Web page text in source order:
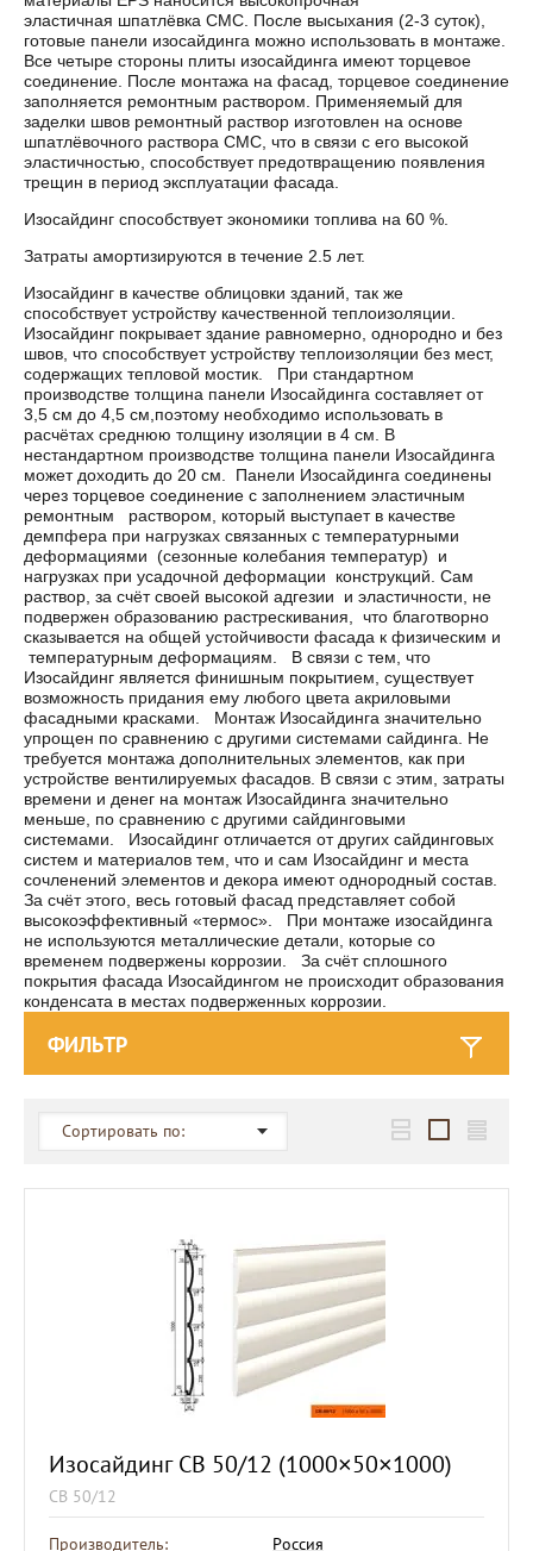
эластичная шпатлёвка СМС. После высыхания (2-3 суток),
готовые панели изосайдинга можно использовать в монтаже.
Все четыре стороны плиты изосайдинга имеют торцевое
соединение. После монтажа на фасад, торцевое соединение
заполняется ремонтным раствором. Применяемый для
заделки швов ремонтный раствор изготовлен на основе
шпатлёвочного раствора CMC, что в связи с его высокой
эластичностью, способствует предотвращению появления
трещин в период эксплуатации фасада.
Изосайдинг способствует экономики топлива на 60 %.
Затраты амортизируются в течение 2.5 лет.
Изосайдинг в качестве облицовки зданий, так же
способствует устройству качественной теплоизоляции.
Изосайдинг покрывает здание равномерно, однородно и без
швов, что способствует устройству теплоизоляции без мест,
содержащих тепловой мостик.
При стандартном
производстве толщина панели Изосайдинга составляет от
3,5 см до 4,5 см,поэтому необходимо использовать в
расчётах среднюю толщину изоляции в 4 см. В
нестандартном производстве толщина панели Изосайдинга
может доходить до 20 см.
Панели Изосайдинга соединены
через торцевое соединение с заполнением эластичным
ремонтным раствором, который выступает в качестве
демпфера при нагрузках связанных с температурными
деформациями (сезонные колебания температур) и
нагрузках при усадочной деформации конструкций. Сам
раствор, за счёт своей высокой адгезии и эластичности, не
подвержен образованию растрескивания, что благотворно
сказывается на общей устойчивости фасада к физическим и
температурным деформациям.
В связи с тем, что
Изосайдинг является финишным покрытием, существует
возможность придания ему любого цвета акриловыми
фасадными красками.
Монтаж Изосайдинга значительно
упрощен по сравнению с другими системами сайдинга. Не
требуется монтажа дополнительных элементов, как при
устройстве вентилируемых фасадов. В связи с этим, затраты
времени и денег на монтаж Изосайдинга значительно
меньше, по сравнению с другими сайдинговыми
системами.
Изосайдинг отличается от других сайдинговых
систем и материалов тем, что и сам Изосайдинг и места
сочленений элементов и декора имеют однородный состав.
За счёт этого, весь готовый фасад представляет собой
высокоэффективный «термос».
При монтаже изосайдинга
не используются металлические детали, которые со
временем подвержены коррозии.
За счёт сплошного
покрытия фасада Изосайдингом не происходит образования
конденсата в местах подверженных коррозии.
ФИЛЬТР
Сортировать по:
Изосайдинг СВ 50/12 (1000×50×1000)
СВ 50/12
Производитель: Россия